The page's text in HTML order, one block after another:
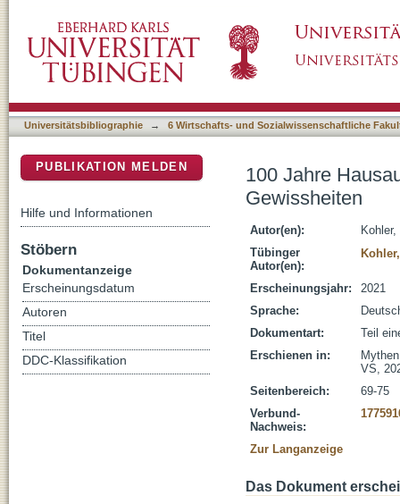
Universitätsbibliographie → 6 Wirtschafts- und Sozialwissenschaftliche
100 Jahre
Gewissheiten
Autor(en):
Tübinger
Autor(en):
Erscheinungsjahr:
2021
Sprache:
Dokumentart:
Teil
Erschienen in:
VS,
Seitenbereich:
69-75
Verbund-
Nachweis:
Zur Langanzeige
Das Dokument
PUBLIKATION MELDEN
Hilfe und Informationen
Stöbern
Dokumentanzeige
Erscheinungsdatum
Autoren
Titel
DDC-Klassifikation